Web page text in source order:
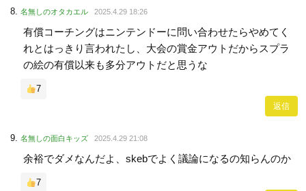
名無しのオタカエル 2025.4.29 18:26
有償コーチングはニンテンドーに問い合わせたらやめてく
れとはっきり言われたし、大会の賞金アウトだからスプラ
の絵の有償以来も多分アウトだと思うな
7
返信
名無しの面白キッズ 2025.4.29 21:08
余裕でダメなんだよ、skebでよく議論になるの知らんのか
7